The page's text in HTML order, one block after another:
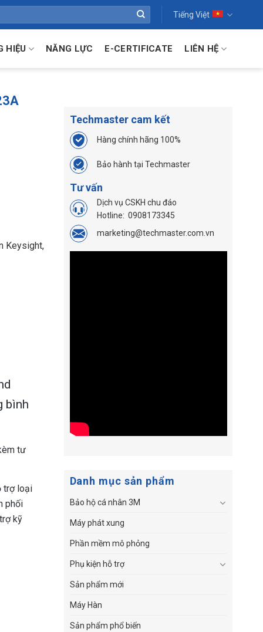
Tiếng Việt
HIỆU NĂNG LỰC E-CERTIFICATE LIÊN HỆ
Keysight,
bình
tư
trợ loại
phối
kỹ
Techmaster cam kết
Hàng chính hãng 100%
Bảo hành tại Techmaster
Tư vấn
Dịch vụ CSKH chu đáo
Hotline: 0908173345
marketing@techmaster.com.vn
Danh mục sản phẩm
Bảo hộ cá nhân 3M
Máy phát xung
Phần mềm mô phỏng
Phụ kiện hỗ trợ
Sản phẩm mới
Máy Hàn
Sản phẩm phổ biến